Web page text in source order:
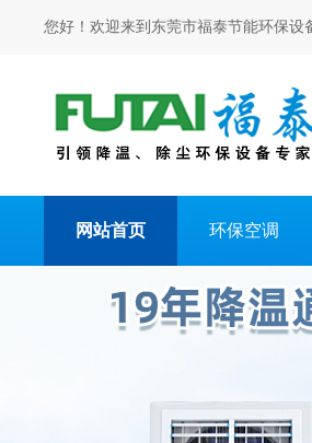
您好！欢迎来到东莞市福泰节能环保设
网站首页 环保空调